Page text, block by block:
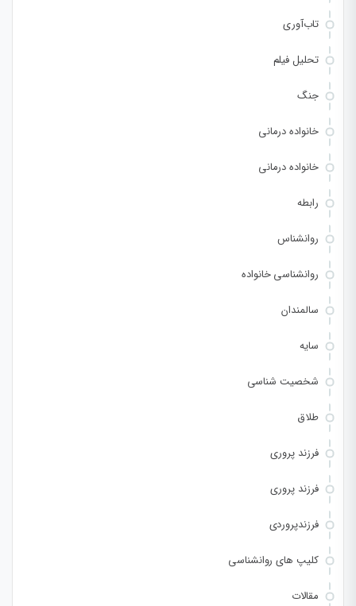
تاب‌آوری
تحلیل فیلم
جنگ
خانواده درمانی
خانواده درمانی
رابطه
روانشناس
روانشناسی خانواده
سالمندان
سایه
شخصیت شناسی
طلاق
فرزند پروری
فرزند پروری
فرزندپروردی
کلیپ های روانشناسی
مقالات